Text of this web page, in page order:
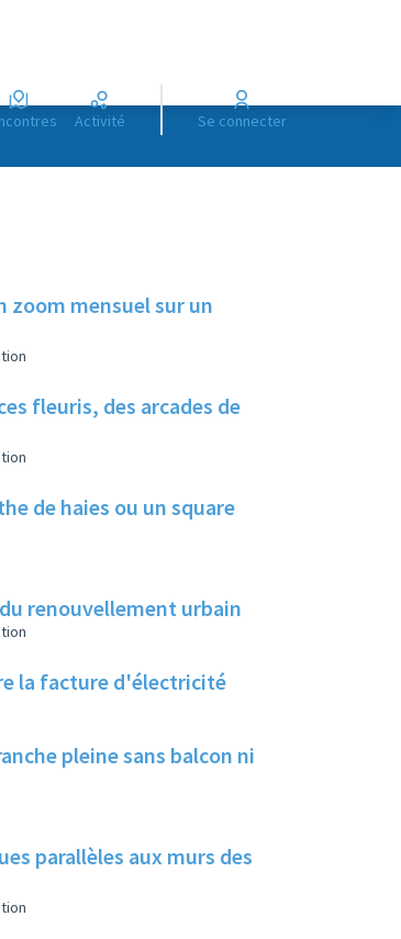
Activité Se connecter
zoom mensuel sur un
fleuris, des arcades de
de haies ou un square
du renouvellement urbain
la facture d'électricité
pleine sans balcon ni
parallèles aux murs des